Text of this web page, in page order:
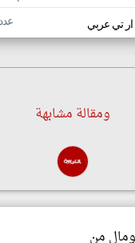
ار تي عربي عدد
ومقالة مشابهة
من